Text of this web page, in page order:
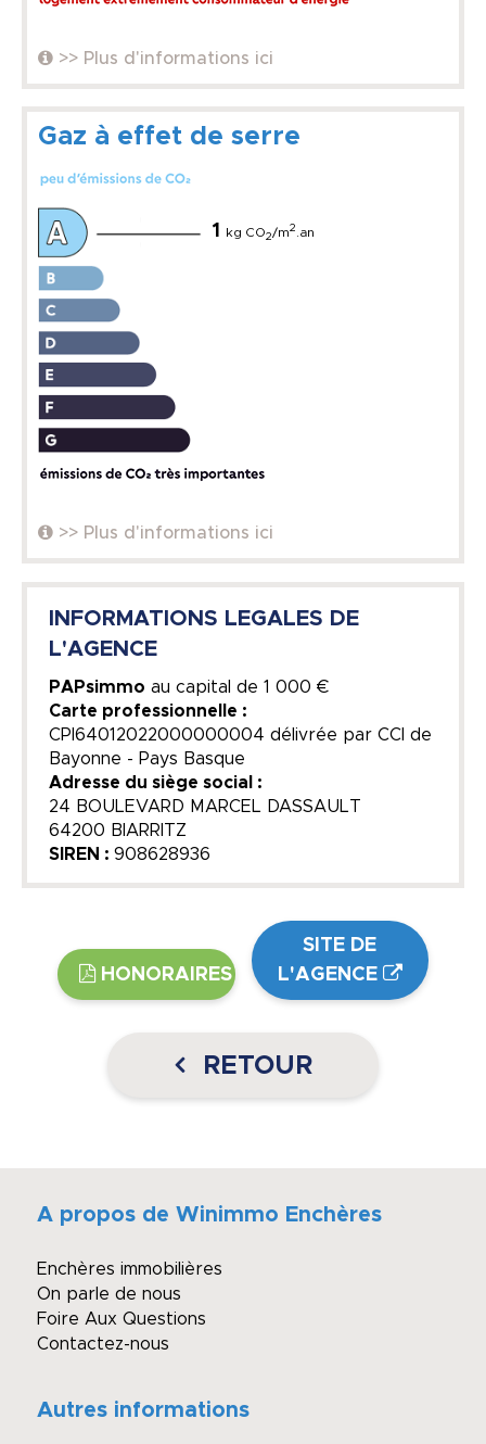
>> Plus d'informations ici
Gaz à effet de serre
1 kg CO2/m2 .an
>> Plus d'informations ici
INFORMATIONS LEGALES DE
L'AGENCE
PAPsimmo au capital de 1 000 €
Carte professionnelle :
CPI64012022000000004 délivrée par CCI de
Bayonne - Pays Basque
Adresse du siège social :
24 BOULEVARD MARCEL DASSAULT
64200 BIARRITZ
SIREN : 908628936
HONORAIRES
SITE DE
L'AGENCE
RETOUR
A propos de Winimmo Enchères
Enchères immobilières
On parle de nous
Foire Aux Questions
Contactez-nous
Autres informations